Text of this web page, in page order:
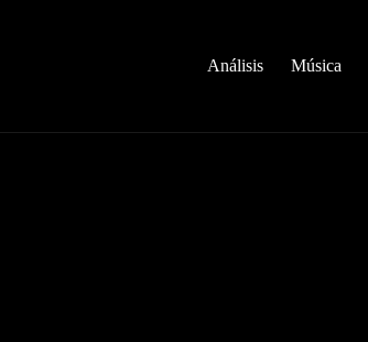
Análisis Música